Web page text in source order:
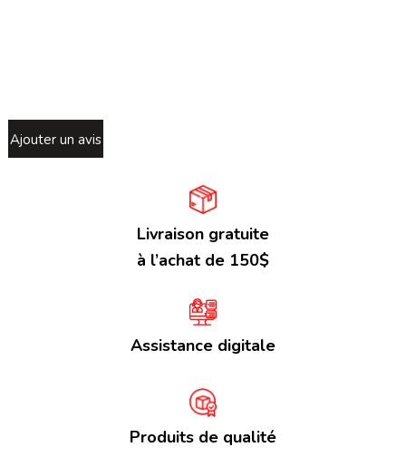
Ajouter un avis
Livraison gratuite
à l’achat de 150$
Assistance digitale
Produits de qualité